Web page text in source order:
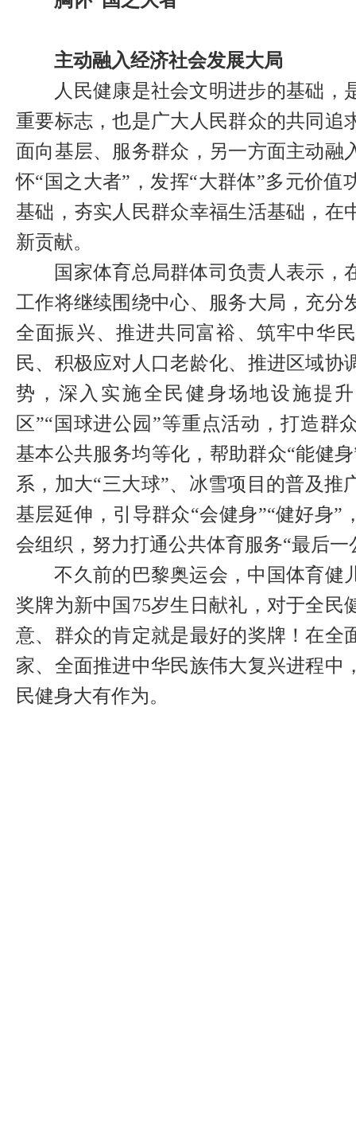
主动融入经济社会发展大局
人民健康是社会文明进步的基础，
重要标志，也是广大人民群众的共同追
面向基层、服务群众，另一方面主动融
怀“国之大者”，发挥“大群体”多元价值
基础，夯实人民群众幸福生活基础，在
新贡献。
国家体育总局群体司负责人表示，
工作将继续围绕中心、服务大局，充分
全面振兴、推进共同富裕、筑牢中华
民、积极应对人口老龄化、推进区域协
势，深入实施全民健身场地设施提
区”“国球进公园”等重点活动，打造群
基本公共服务均等化，帮助群众“能健
系，加大“三大球”、冰雪项目的普及推
基层延伸，引导群众“会健身”“健好身”
会组织，努力打通公共体育服务“最后一
不久前的巴黎奥运会，中国体育健
奖牌为新中国75岁生日献礼，对于全民
意、群众的肯定就是最好的奖牌！在全
家、全面推进中华民族伟大复兴进程中
民健身大有作为。